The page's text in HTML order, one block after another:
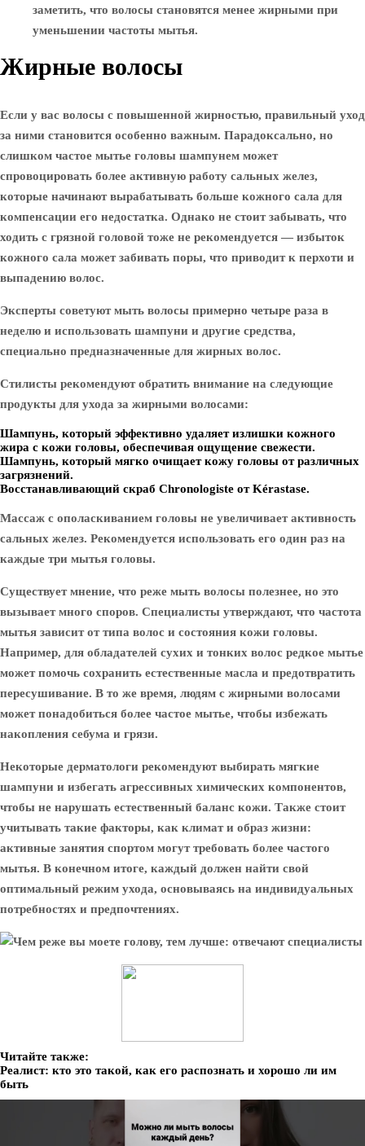
заметить, что волосы становятся менее жирными при
уменьшении частоты мытья.
Жирные волосы
Если у вас волосы с повышенной жирностью, правильный уход
за ними становится особенно важным. Парадоксально, но
слишком частое мытье головы шампунем может
спровоцировать более активную работу сальных желез,
которые начинают вырабатывать больше кожного сала для
компенсации его недостатка. Однако не стоит забывать, что
ходить с грязной головой тоже не рекомендуется — избыток
кожного сала может забивать поры, что приводит к перхоти и
выпадению волос.
Эксперты советуют мыть волосы примерно четыре раза в
неделю и использовать шампуни и другие средства,
специально предназначенные для жирных волос.
Стилисты рекомендуют обратить внимание на следующие
продукты для ухода за жирными волосами:
Шампунь, который эффективно удаляет излишки кожного
жира с кожи головы, обеспечивая ощущение свежести.
Шампунь, который мягко очищает кожу головы от различных
загрязнений.
Восстанавливающий скраб Chronologiste от Kérastase.
Массаж с ополаскиванием головы не увеличивает активность
сальных желез. Рекомендуется использовать его один раз на
каждые три мытья головы.
Существует мнение, что реже мыть волосы полезнее, но это
вызывает много споров. Специалисты утверждают, что частота
мытья зависит от типа волос и состояния кожи головы.
Например, для обладателей сухих и тонких волос редкое мытье
может помочь сохранить естественные масла и предотвратить
пересушивание. В то же время, людям с жирными волосами
может понадобиться более частое мытье, чтобы избежать
накопления себума и грязи.
Некоторые дерматологи рекомендуют выбирать мягкие
шампуни и избегать агрессивных химических компонентов,
чтобы не нарушать естественный баланс кожи. Также стоит
учитывать такие факторы, как климат и образ жизни:
активные занятия спортом могут требовать более частого
мытья. В конечном итоге, каждый должен найти свой
оптимальный режим ухода, основываясь на индивидуальных
потребностях и предпочтениях.
Читайте также:
Реалист: кто это такой, как его распознать и хорошо ли им
быть